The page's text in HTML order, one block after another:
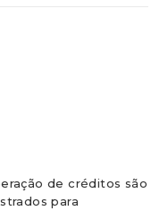
de créditos são
para